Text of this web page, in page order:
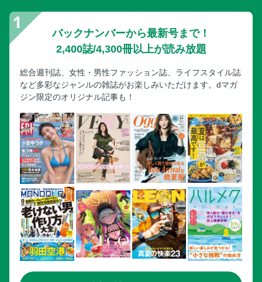
バックナンバーから最新号まで！
2,400誌/4,300冊以上が読み放題
総合週刊誌、女性・男性ファッション誌、ライフスタイル誌
など多彩なジャンルの雑誌がお楽しみいただけます。dマガ
ジン限定のオリジナル記事も！